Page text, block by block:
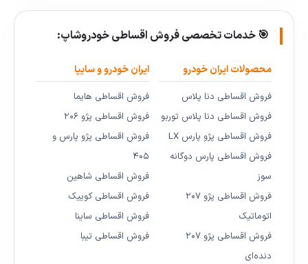
🎯 خدمات تخصصی فروش اقساطی خودروشاپ:
محصولات ایران خودرو
فروش اقساطی دنا پلاس
فروش اقساطی دنا پلاس توربو
فروش اقساطی پژو پارس LX
فروش اقساطی پارس دوگانه
سوز
فروش اقساطی پژو ۲۰۷
اتوماتیک
فروش اقساطی پژو ۲۰۷
دنده‌ای
ایران خودرو و سایپا
فروش اقساطی هایما
فروش اقساطی پژو ۲۰۶
فروش اقساطی پژو پارس و
۴۰۵
فروش اقساطی شاهین
فروش اقساطی کوییک
فروش اقساطی ساینا
فروش اقساطی تیبا